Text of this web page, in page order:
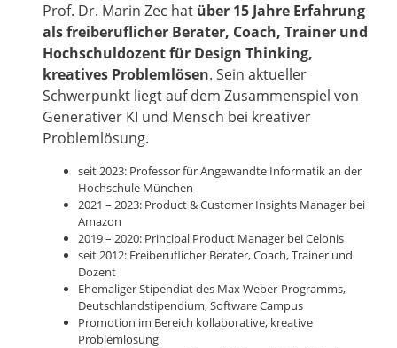
Prof. Dr. Marin Zec hat über 15 Jahre Erfahrung
als freiberuflicher Berater, Coach, Trainer und
Hochschuldozent für Design Thinking,
kreatives Problemlösen. Sein aktueller
Schwerpunkt liegt auf dem Zusammenspiel von
Generativer KI und Mensch bei kreativer
Problemlösung.
seit 2023: Professor für Angewandte Informatik an der
Hochschule München
2021 – 2023: Product & Customer Insights Manager bei
Amazon
2019 – 2020: Principal Product Manager bei Celonis
seit 2012: Freiberuflicher Berater, Coach, Trainer und
Dozent
Ehemaliger Stipendiat des Max Weber-Programms,
Deutschlandstipendium, Software Campus
Promotion im Bereich kollaborative, kreative
Problemlösung